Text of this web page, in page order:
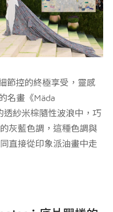
節控的終極享受，靈感
名畫《Mäda
紗米棕隨性波浪中，巧
灰藍色調，這種色調與
直接從印象派油畫中走